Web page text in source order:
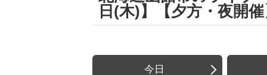
日(木)】【夕方・夜開
今日